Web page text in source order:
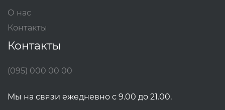
О нас
Контакты
Контакты
(095) 000 00 00
Мы на связи ежедневно с 9.00 до 21.00.